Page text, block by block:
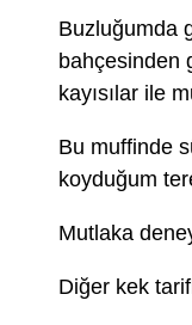
Buzluğumda
bahçesinden
kayısılar ile
Bu muffinde
koyduğum
Mutlaka
Diğer kek